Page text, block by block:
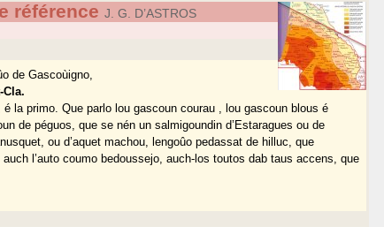
référence J. G. D’ASTROS
de Gascoùigno,
Cla.
é la primo. Que parlo lou gascoun courau , lou gascoun blous é
de péguos, que se nén un salmigoundin d’Estaragues ou de
ou d’aquet machou, lengoûo pedassat de hilluc, que
l’auto coumo bedoussejo, auch-los toutos dab taus accens, que